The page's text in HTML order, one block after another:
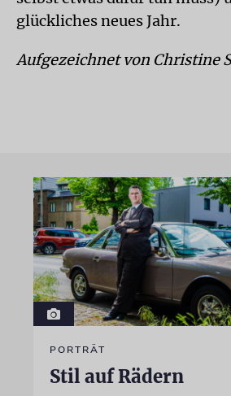
glückliches neues Jahr.
Aufgezeichnet von Christine
PORTRÄT
Stil auf Rädern